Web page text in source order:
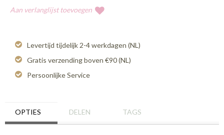
Aan verlanglijst toevoegen
Levertijd tijdelijk 2-4 werkdagen (NL)
Gratis verzending boven €90 (NL)
Persoonlijke Service
OPTIES DELEN TAGS